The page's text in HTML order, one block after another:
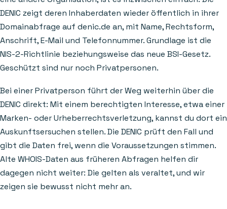
DENIC zeigt deren Inhaberdaten wieder öffentlich in ihrer
Domainabfrage auf denic.de an, mit Name, Rechtsform,
Anschrift, E-Mail und Telefonnummer. Grundlage ist die
NIS-2-Richtlinie beziehungsweise das neue BSI-Gesetz.
Geschützt sind nur noch Privatpersonen.
Bei einer Privatperson führt der Weg weiterhin über die
DENIC direkt: Mit einem berechtigten Interesse, etwa einer
Marken- oder Urheberrechtsverletzung, kannst du dort ein
Auskunftsersuchen stellen. Die DENIC prüft den Fall und
gibt die Daten frei, wenn die Voraussetzungen stimmen.
Alte WHOIS-Daten aus früheren Abfragen helfen dir
dagegen nicht weiter: Die gelten als veraltet, und wir
zeigen sie bewusst nicht mehr an.